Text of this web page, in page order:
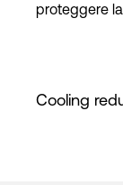
proteggere
Cooling